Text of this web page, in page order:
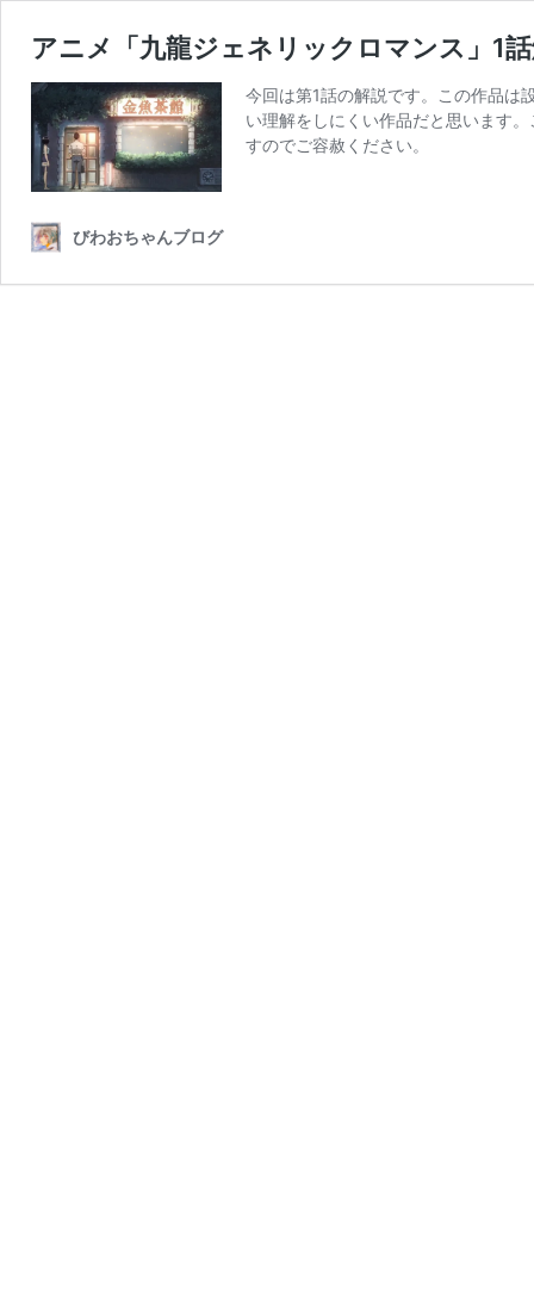
アニメ「九龍ジェネリックロマンス」1
今回は第1話の解説です。この作品は
い理解をしにくい作品だと思います
すのでご容赦ください。
びわおちゃんブログ